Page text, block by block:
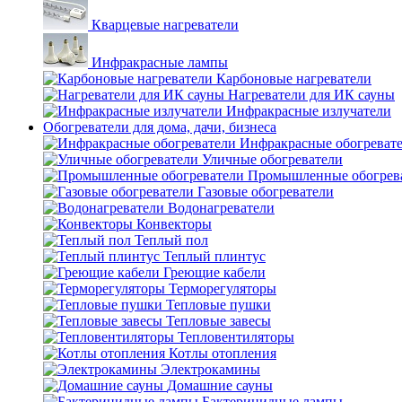
Кварцевые нагреватели
Инфракрасные лампы
Карбоновые нагреватели
Нагреватели для ИК сауны
Инфракрасные излучатели
Обогреватели для дома, дачи, бизнеса
Инфракрасные
Уличные обогреватели
Промышленные
Газовые обогреватели
Водонагреватели
Конвекторы
Теплый пол
Теплый плинтус
Греющие кабели
Терморегуляторы
Тепловые пушки
Тепловые завесы
Тепловентиляторы
Котлы отопления
Электрокамины
Домашние сауны